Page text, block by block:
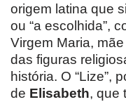
origem latina que
ou “a escolhida”,
Virgem Maria,
das figuras
história. O “Lize”,
de Elisabeth, que